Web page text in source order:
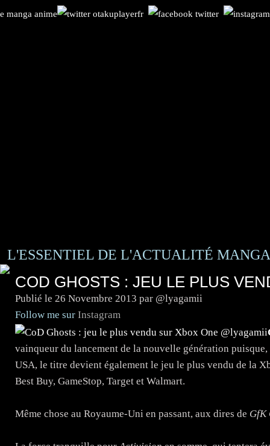
L'ESSENTIEL DE L'ACTUALITÉ
COD GHOSTS : JEU LE PLUS
Publié le 26 Novembre 2013 par @lyagamii
Follow me sur Instagram
vainqueur du lancement de la nouvelle génération
USA, le titre devient également le jeu le plus vendu de la
Best Buy, GameStop, Target et Walmart.
Même chose au Royaume-Uni en passant, aux dires de GfK